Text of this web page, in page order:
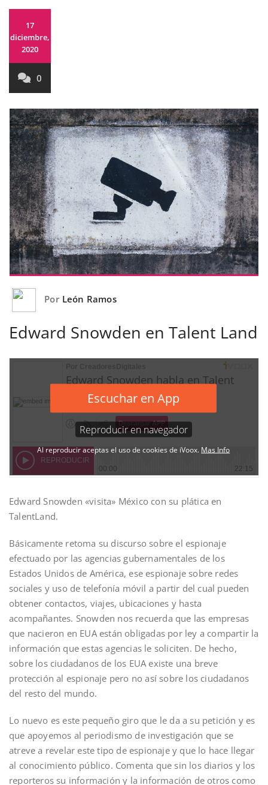
17
diciembre,
2020
0
Por León Ramos
Edward Snowden en Talent Land
Edward Snowden «visita» México con su plática en
TalentLand.
Básicamente retoma su discurso sobre el espionaje
efectuado por las agencias gubernamentales de los
Estados Unidos de América, ese espionaje sobre redes
sociales y uso de telefonía móvil a partir del cual pueden
obtener contactos, viajes, ubicaciones y hasta
acompañantes. Snowden nos recuerda que las empresas
que nacieron en EUA están obligadas por ley a compartir la
información que estas agencias le soliciten. De hecho,
sobre los ciudadanos de los EUA existe una breve
protección al espionaje pero no así sobre los ciudadanos
del resto del mundo.
Lo nuevo es este pequeño giro que le da a su petición y es
que apoyemos al periodismo de investigación que se
atreve a revelar este tipo de espionaje y que lo hace llegar
al conocimiento público. Comenta que sin los diarios y los
reporteros su información y la información de otros como